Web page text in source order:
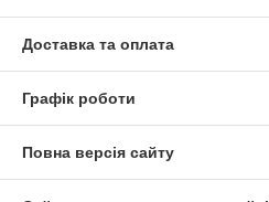
Доставка та оплата
Графік роботи
Повна версія сайту